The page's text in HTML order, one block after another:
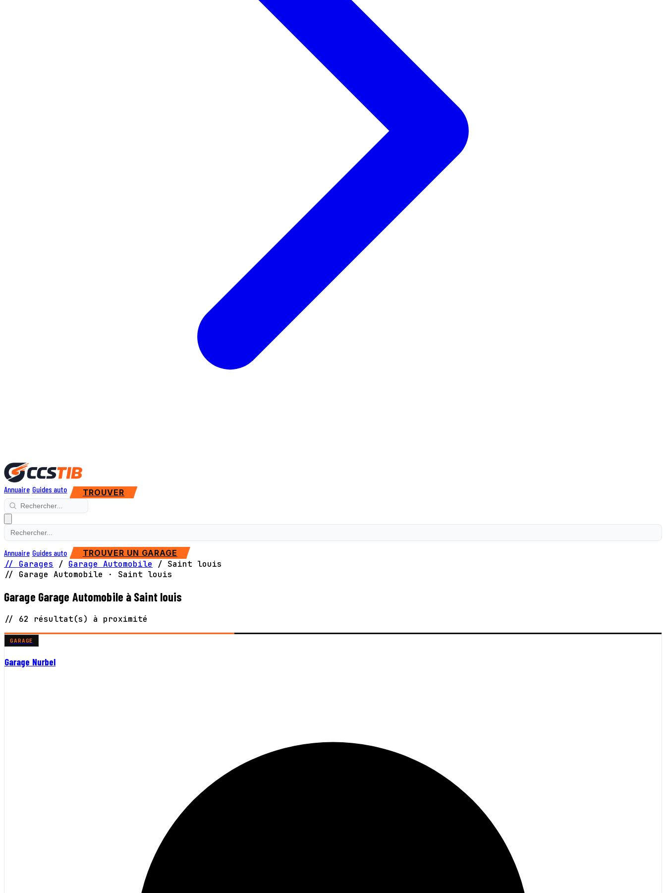
Annuaire Guides auto TROUVER
Annuaire Guides auto TROUVER UN GARAGE
// Garages / Garage Automobile / Saint louis
// Garage Automobile · Saint louis
Garage Garage Automobile à Saint louis
// 62 résultat(s) à proximité
GARAGE
Garage Nurbel